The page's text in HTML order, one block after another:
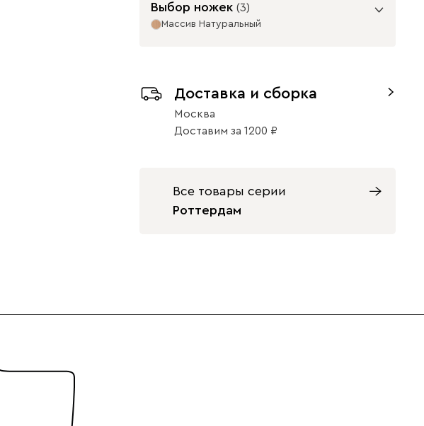
Бежевый Графит
Светло-
Серый
Выбор ножек (3)
Массив Натуральный
Массив Графит
Массив
Доставка и сборка
Москва
Доставим за 1200
Все товары серии
Роттердам